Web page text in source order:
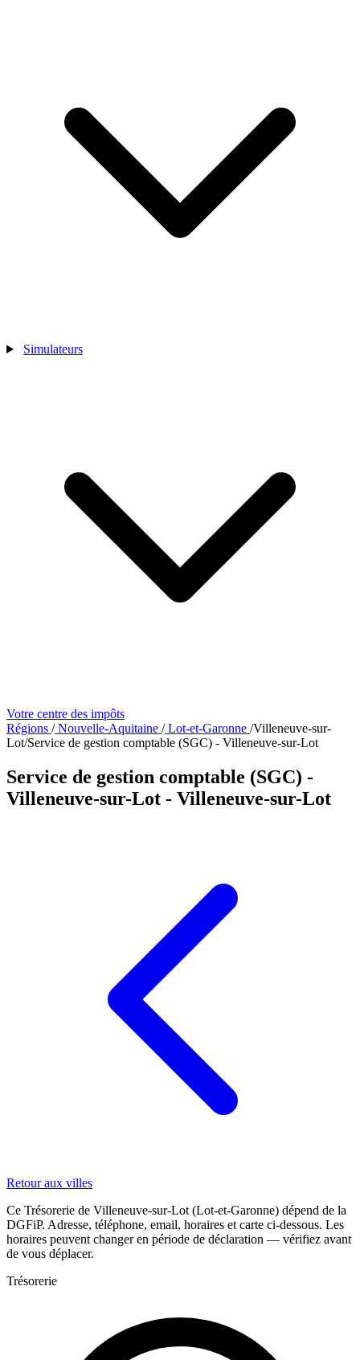
Simulateurs
Votre centre des impôts
Régions /Nouvelle-Aquitaine /Lot-et-Garonne /Villeneuve-sur-
Lot/Service de gestion comptable (SGC) - Villeneuve-sur-Lot
Service de gestion comptable (SGC) -
Villeneuve-sur-Lot - Villeneuve-sur-Lot
Retour aux villes
Ce Trésorerie de Villeneuve-sur-Lot (Lot-et-Garonne) dépend de la
DGFiP. Adresse, téléphone, email, horaires et carte ci-dessous. Les
horaires peuvent changer en période de déclaration — vérifiez avant
de vous déplacer.
Trésorerie